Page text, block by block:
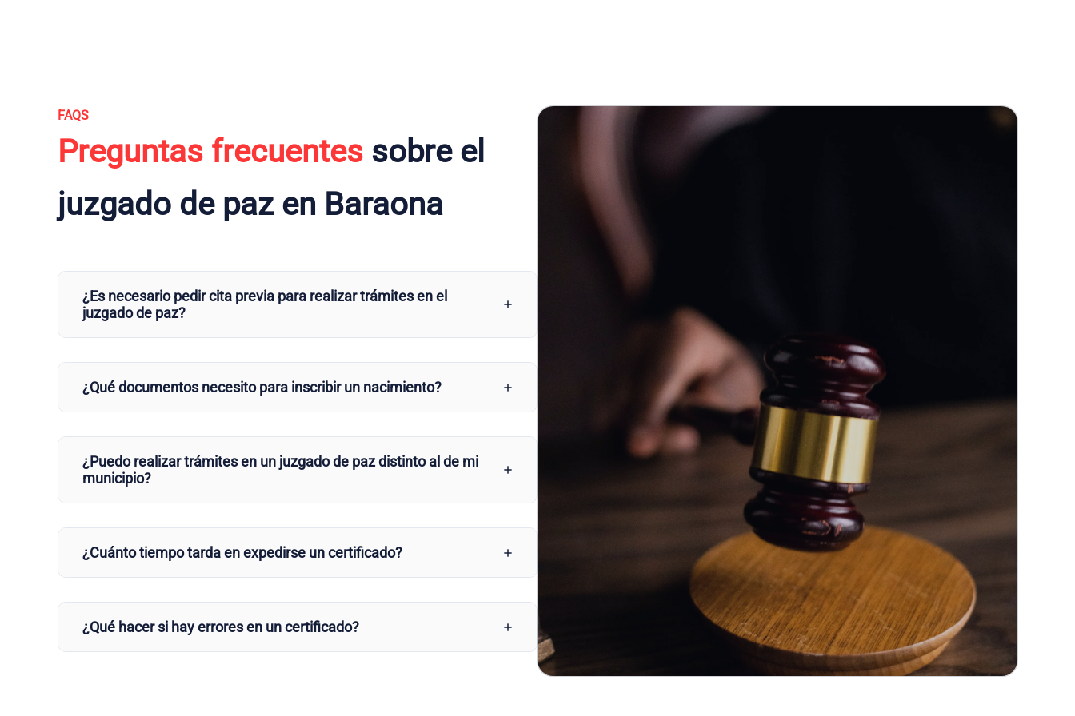
FAQS
Preguntas frecuentes sobre el
juzgado de paz en Baraona
¿Es necesario pedir cita previa para realizar trámites en el
juzgado de paz?
¿Qué documentos necesito para inscribir un nacimiento?
¿Puedo realizar trámites en un juzgado de paz distinto al de mi
municipio?
¿Cuánto tiempo tarda en expedirse un certificado?
¿Qué hacer si hay errores en un certificado?